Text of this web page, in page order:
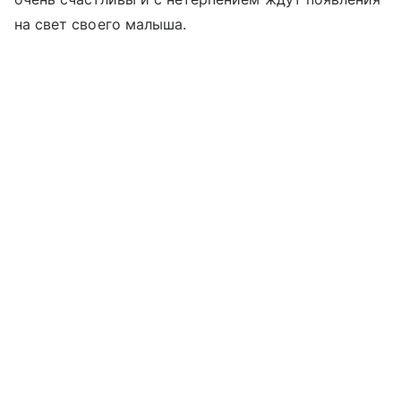
на свет своего малыша.